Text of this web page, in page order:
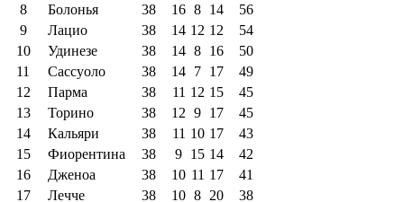
8
Болонья 38 16 8 14
56
9
Лацио 38 14 12 12
54
10
Удинезе 38 14 8 16
50
11
Сассуоло 38 14 7 17
49
12
Парма 38 11 12 15
45
13
Торино 38 12 9 17
45
14
Кальяри 38 11 10 17
43
15
Фиорентина 38 9 15 14
42
16
Дженоа 38 10 11 17
41
17
Лечче 38 10 8 20
38